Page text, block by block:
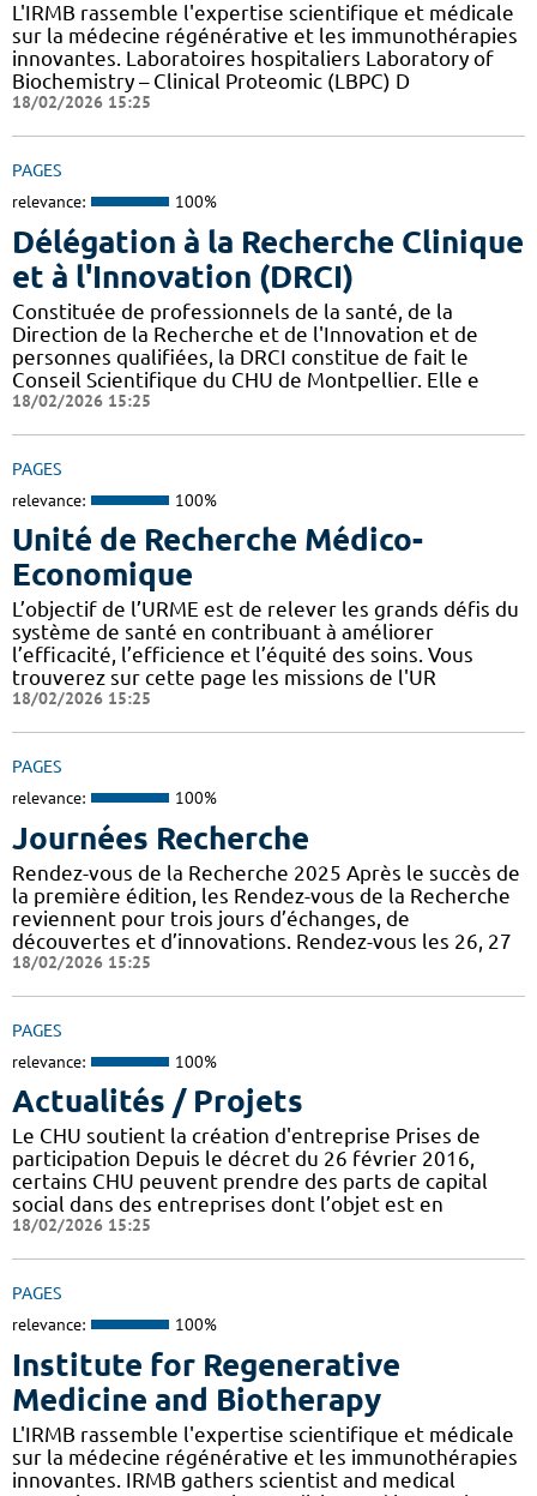
L'IRMB rassemble l'expertise scientifique et médicale
sur la médecine régénérative et les immunothérapies
innovantes. Laboratoires hospitaliers Laboratory of
Biochemistry – Clinical Proteomic (LBPC) D
18/02/2026 15:25
PAGES
relevance: 100%
Délégation à la Recherche Clinique
et à l'Innovation (DRCI)
Constituée de professionnels de la santé, de la
Direction de la Recherche et de l'Innovation et de
personnes qualifiées, la DRCI constitue de fait le
Conseil Scientifique du CHU de Montpellier. Elle e
18/02/2026 15:25
PAGES
relevance: 100%
Unité de Recherche Médico-
Economique
L’objectif de l’URME est de relever les grands défis du
système de santé en contribuant à améliorer
l’efficacité, l’efficience et l’équité des soins. Vous
trouverez sur cette page les missions de l'UR
18/02/2026 15:25
PAGES
relevance: 100%
Journées Recherche
Rendez-vous de la Recherche 2025 Après le succès de
la première édition, les Rendez-vous de la Recherche
reviennent pour trois jours d’échanges, de
découvertes et d’innovations. Rendez-vous les 26, 27
18/02/2026 15:25
PAGES
relevance: 100%
Actualités / Projets
Le CHU soutient la création d'entreprise Prises de
participation Depuis le décret du 26 février 2016,
certains CHU peuvent prendre des parts de capital
social dans des entreprises dont l’objet est en
18/02/2026 15:25
PAGES
relevance: 100%
Institute for Regenerative
Medicine and Biotherapy
L'IRMB rassemble l'expertise scientifique et médicale
sur la médecine régénérative et les immunothérapies
innovantes. IRMB gathers scientist and medical